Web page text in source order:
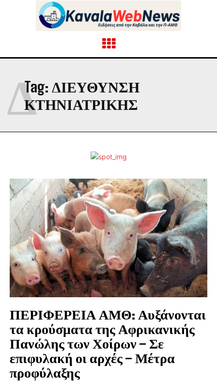
Tag: ΔΙΕΎΘΥΝΣΗ
ΚΤΗΝΙΑΤΡΙΚΉΣ
Δ
ΠΕΡΙΦΕΡΕΙΑ ΑΜΘ: Αυξάνονται
τα κρούσματα της Αφρικανικής
Πανώλης των Χοίρων – Σε
επιφυλακή οι αρχές – Μέτρα
προφύλαξης